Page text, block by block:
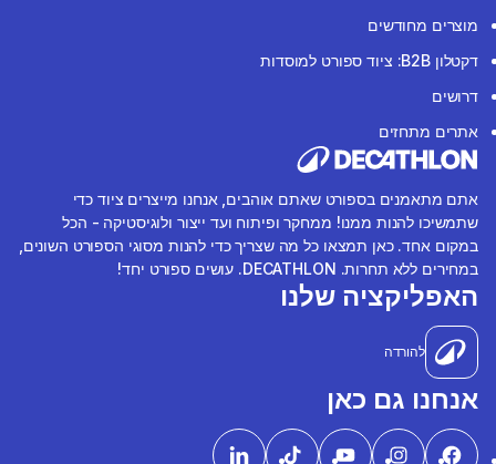
מוצרים מחודשים
דקטלון B2B: ציוד ספורט למוסדות
דרושים
אתרים מתחזים
אתם מתאמנים בספורט שאתם אוהבים, אנחנו מייצרים ציוד כדי
שתמשיכו להנות ממנו! ממחקר ופיתוח ועד ייצור ולוגיסטיקה - הכל
במקום אחד. כאן תמצאו כל מה שצריך כדי להנות מסוגי הספורט השונים,
במחירים ללא תחרות. DECATHLON. עושים ספורט יחד!
האפליקציה שלנו
להורדה
אנחנו גם כאן